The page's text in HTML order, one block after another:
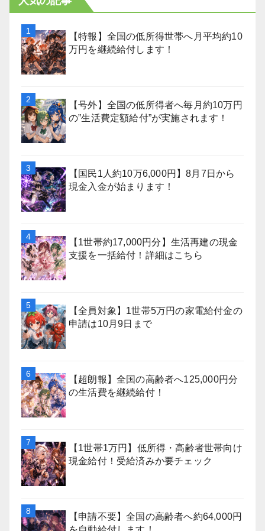
【特報】全国の低所得世帯へ月平均約10
万円を継続給付します！
【号外】全国の低所得者へ毎月約10万円
の”生活費定額給付”が実施されます！
【国民1人約10万6,000円】8月7日から
現金入金が始まります！
【1世帯約17,000円分】生活再建の現金
支援を一括給付！詳細はこちら
【全員対象】1世帯5万円の家電給付金の
申請は10月9日まで
【超朗報】全国の高齢者へ125,000円分
の生活費を継続給付！
【1世帯1万円】低所得・高齢者世帯向け
現金給付！受給済みか要チェック
【申請不要】全国の高齢者へ約64,000円